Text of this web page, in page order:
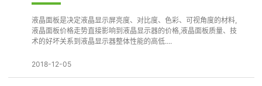
液晶面板是决定液晶显示屏亮度、对比度、色彩、可视角度的材料,
液晶面板价格走势直接影响到液晶显示器的价格,液晶面板质量、技
术的好坏关系到液晶显示器整体性能的高低....
2018-12-05